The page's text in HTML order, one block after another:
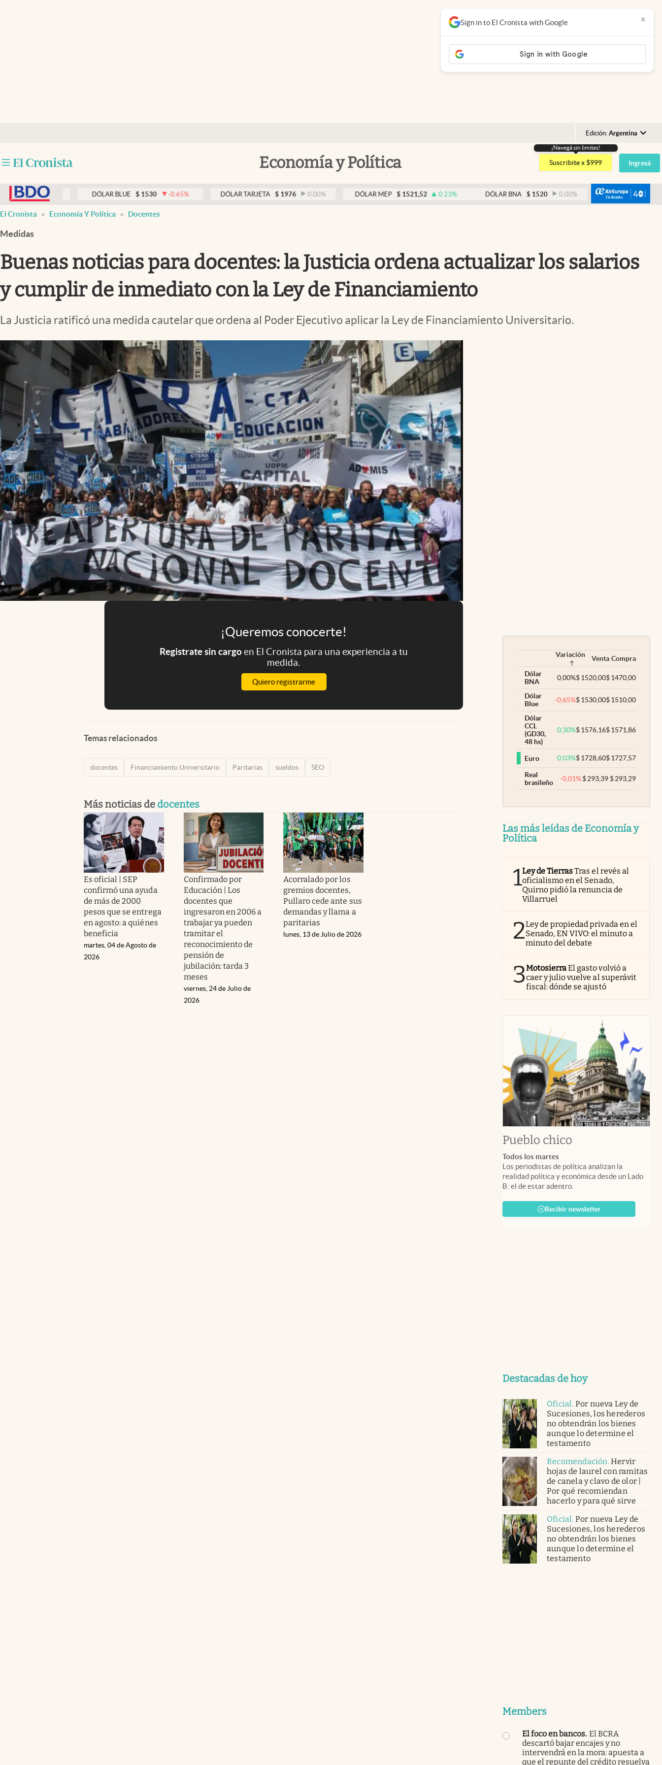
Edición: Argentina
Argentina
España
México
USA
Economía y Política
Otras secciones
Clima
Eventos Corporativos
El Cronista Studio
abre en nueva pestaña
¡Navegá sin limites!
Suscribite x $999 Ingresá
0.00% DÓLAR BLUE $ 1530 -0.65 % DÓLAR TARJETA $ 1976 0.00% DÓLAR MEP $ 1521,52 0.23% DÓLAR BNA $ 1520 0.00% DÓLAR BLUE $ 1530
Sign in to El Cronista with Google ×
El Cronista Economía Y Política Docentes
Medidas
Buenas noticias para docentes: la Justicia ordena actualizar los salarios
y cumplir de inmediato con la Ley de Financiamiento
La Justicia ratificó una medida cautelar que ordena al Poder Ejecutivo aplicar la Ley de Financiamiento Universitario.
¡Queremos conocerte!
Registrate sin cargoen El Cronista para una experiencia a tu
medida.
Quiero registrarme
Temas relacionados
docentes Financiamiento Universitario Paritarias sueldos SEO
Más noticias de docentes
Es oficial | SEP
confirmó una ayuda
de más de 2000
pesos que se entrega
en agosto: a quiénes
beneficia
martes, 04 de Agosto de
2026
Confirmado por
Educación | Los
docentes que
ingresaron en 2006 a
trabajar ya pueden
tramitar el
reconocimiento de
pensión de
jubilación: tarda 3
meses
viernes, 24 de Julio de
2026
Acorralado por los
gremios docentes,
Pullaro cede ante sus
demandas y llama a
paritarias
lunes, 13 de Julio de 2026
Variación Venta Compra
Dólar
BNA
0,00%$1520,00$1470,00
Dólar
Blue
-0,65%$1530,00$1510,00
Dólar
CCL
(GD30,
48 hs)
0,30%$1576,16$1571,86
Euro 0,03%$1728,60$1727,57
Real
brasileño
-0,01% $293,39 $293,29
Las más leídas de Economía y
Política
1Ley de TierrasTras el revés al
oficialismo en el Senado,
Quirno pidió la renuncia de
Villarruel
2Ley de propiedad privada en el
Senado, EN VIVO: el minuto a
minuto del debate
3MotosierraEl gasto volvió a
caer y julio vuelve al superávit
fiscal: dónde se ajustó
Pueblo chico
Todos los martes
Los periodistas de política analizan la
realidad política y económica desde un Lado
B: el de estar adentro.
Recibir newsletter
Destacadas de hoy
Oficial. Por nueva Ley de
Sucesiones, los herederos
no obtendrán los bienes
aunque lo determine el
testamento
Recomendación.Hervir
hojas de laurel con ramitas
de canela y clavo de olor |
Por qué recomiendan
hacerlo y para qué sirve
Oficial. Por nueva Ley de
Sucesiones, los herederos
no obtendrán los bienes
aunque lo determine el
testamento
Members
El foco en bancos. El BCRA
descartó bajar encajes y no
intervendrá en la mora: apuesta a
que el repunte del crédito resuelva